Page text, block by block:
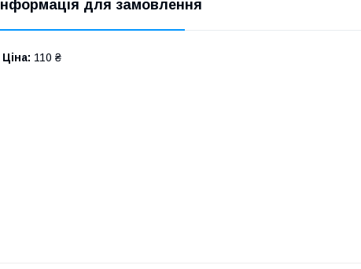
Інформація для замовлення
Ціна: 110 ₴